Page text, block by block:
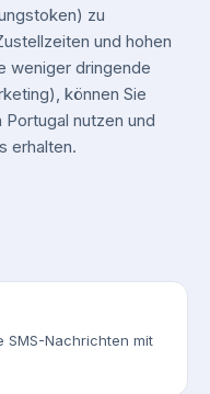
zu
und hohen
weniger dringende
können Sie
nutzen und
erhalten.
SMS-Nachrichten mit